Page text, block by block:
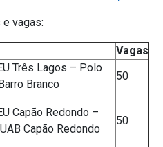
vagas:
Vagas
Três Lagos – Polo
Branco
50
Capão Redondo –
Capão Redondo
50